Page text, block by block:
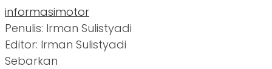
informasimotor
Penulis: Irman Sulistyadi
Editor: Irman Sulistyadi
Sebarkan